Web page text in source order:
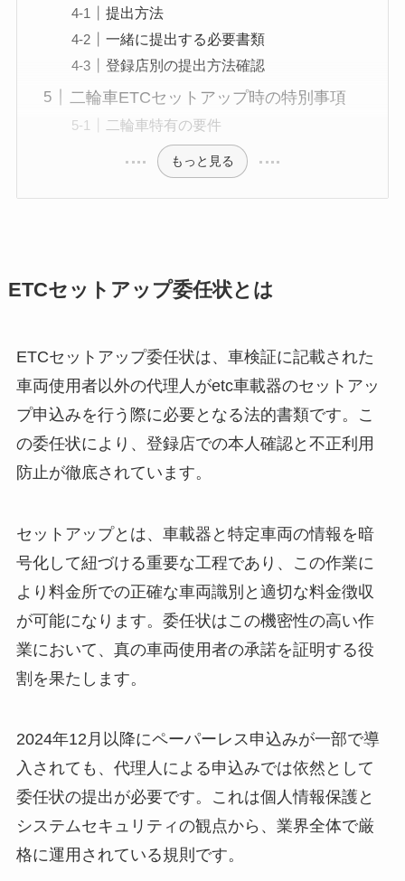
提出方法
一緒に提出する必要書類
登録店別の提出方法確認
二輪車ETCセットアップ時の特別事項
二輪車特有の要件
もっと見る
ETCセットアップ委任状とは
ETCセットアップ委任状は、車検証に記載された
車両使用者以外の代理人がetc車載器のセットアッ
プ申込みを行う際に必要となる法的書類です。こ
の委任状により、登録店での本人確認と不正利用
防止が徹底されています。
セットアップとは、車載器と特定車両の情報を暗
号化して紐づける重要な工程であり、この作業に
より料金所での正確な車両識別と適切な料金徴収
が可能になります。委任状はこの機密性の高い作
業において、真の車両使用者の承諾を証明する役
割を果たします。
2024年12月以降にペーパーレス申込みが一部で導
入されても、代理人による申込みでは依然として
委任状の提出が必要です。これは個人情報保護と
システムセキュリティの観点から、業界全体で厳
格に運用されている規則です。